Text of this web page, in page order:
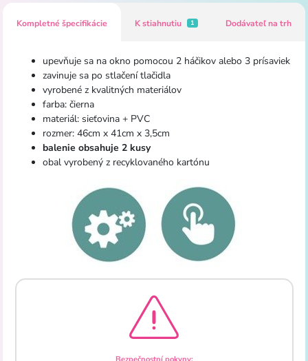
Kompletné špecifikácie K stiahnutiu 1 Dodávateľ na trh
upevňuje sa na okno pomocou 2 háčikov alebo 3 prísaviek
zavinuje sa po stlačení tlačidla
vyrobené z kvalitných materiálov
farba: čierna
materiál: sieťovina + PVC
rozmer: 46cm x 41cm x 3,5cm
balenie obsahuje 2 kusy
obal vyrobený z recyklovaného kartónu